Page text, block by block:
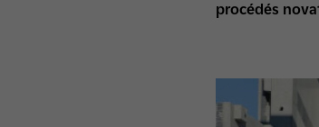
procédés